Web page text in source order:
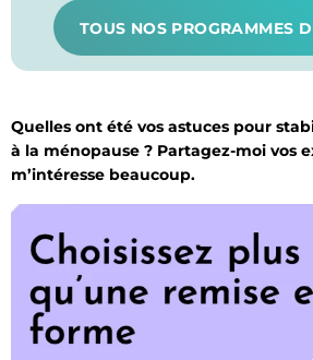
TOUS NOS PROGRAMMES
Quelles ont été vos astuces pour
à la ménopause ? Partagez-moi vos
m’intéresse beaucoup.